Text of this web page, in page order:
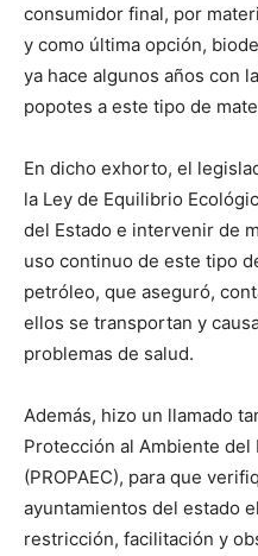
consumidor final, por
y como última opción,
ya hace algunos años con
popotes a este tipo de
En dicho exhorto, el
la Ley de Equilibrio
del Estado e intervenir de
uso continuo de este tipo
petróleo, que aseguró,
ellos se transportan y
problemas de salud.
Además, hizo un llamado
Protección al Ambiente del
(PROPAEC), para que
ayuntamientos del estado
restricción, facilitación y